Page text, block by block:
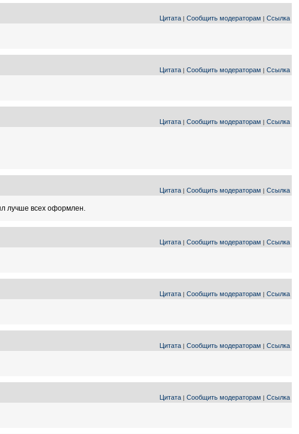
Цитата | Сообщить модераторам | Ссылка
Цитата | Сообщить модераторам | Ссылка
Цитата | Сообщить модераторам | Ссылка
Цитата | Сообщить модераторам | Ссылка
лучше всех оформлен.
Цитата | Сообщить модераторам | Ссылка
Цитата | Сообщить модераторам | Ссылка
Цитата | Сообщить модераторам | Ссылка
Цитата | Сообщить модераторам | Ссылка